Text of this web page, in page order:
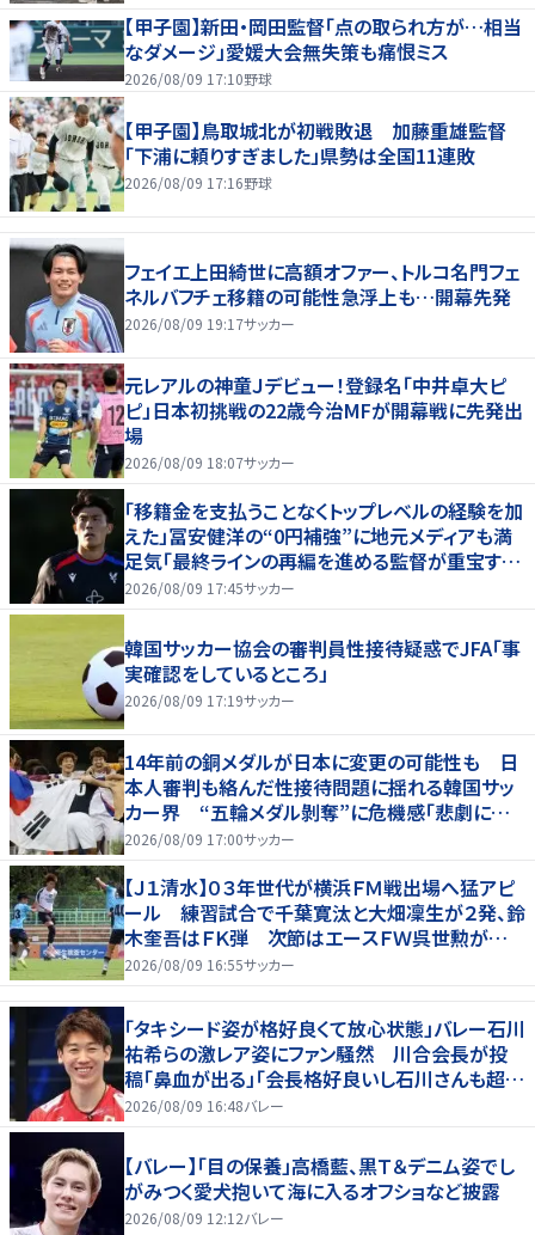
【甲子園】新田・岡田監督「点の取られ方が…相当
なダメージ」愛媛大会無失策も痛恨ミス
2026/08/09 17:10野球
【甲子園】鳥取城北が初戦敗退 加藤重雄監督
「下浦に頼りすぎました」県勢は全国11連敗
2026/08/09 17:16野球
フェイエ上田綺世に高額オファー、トルコ名門フェ
ネルバフチェ移籍の可能性急浮上も…開幕先発
2026/08/09 19:17サッカー
元レアルの神童Ｊデビュー！登録名「中井卓大ピ
ピ」日本初挑戦の22歳今治MFが開幕戦に先発出
場
2026/08/09 18:07サッカー
「移籍金を支払うことなくトップレベルの経験を加
えた」冨安健洋の“0円補強”に地元メディアも満
足気「最終ラインの再編を進める監督が重宝する
柔軟性を備えている」
2026/08/09 17:45サッカー
韓国サッカー協会の審判員性接待疑惑でJFA「事
実確認をしているところ」
2026/08/09 17:19サッカー
14年前の銅メダルが日本に変更の可能性も 日
本人審判も絡んだ性接待問題に揺れる韓国サッ
カー界 “五輪メダル剝奪”に危機感「悲劇に見
舞われる」
2026/08/09 17:00サッカー
【Ｊ１清水】０３年世代が横浜ＦＭ戦出場へ猛アピ
ール 練習試合で千葉寛汰と大畑凜生が２発、鈴
木奎吾はＦＫ弾 次節はエースＦＷ呉世勲が出
場停止
2026/08/09 16:55サッカー
「タキシード姿が格好良くて放心状態」バレー石川
祐希らの激レア姿にファン騒然 川合会長が投
稿「鼻血が出る」「会長格好良いし石川さんも超格
好いい」
2026/08/09 16:48バレー
【バレー】「目の保養」高橋藍、黒Ｔ＆デニム姿でし
がみつく愛犬抱いて海に入るオフショなど披露
2026/08/09 12:12バレー